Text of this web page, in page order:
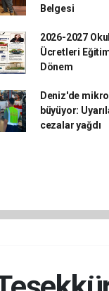
Belgesi
2026-2027
Ücretleri
Dönem
Deniz'de
büyüyor:
cezalar yağdı